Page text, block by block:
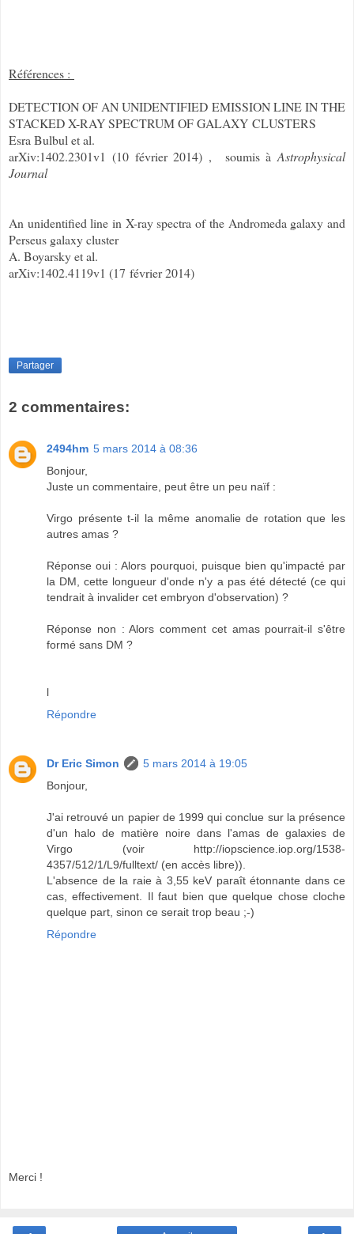
Références :
DETECTION OF AN UNIDENTIFIED EMISSION LINE IN THE
STACKED X-RAY SPECTRUM OF GALAXY CLUSTERS
Esra Bulbul et al.
arXiv:1402.2301v1 (10 février 2014) , soumis à Astrophysical
Journal
An unidentified line in X-ray spectra of the Andromeda galaxy and
Perseus galaxy cluster
A. Boyarsky et al.
arXiv:1402.4119v1 (17 février 2014)
Partager
2 commentaires:
2494hm 5 mars 2014 à 08:36
Bonjour,
Juste un commentaire, peut être un peu naïf :
Virgo présente t-il la même anomalie de rotation que les
autres amas ?
Réponse oui : Alors pourquoi, puisque bien qu'impacté par
la DM, cette longueur d'onde n'y a pas été détecté (ce qui
tendrait à invalider cet embryon d'observation) ?
Réponse non : Alors comment cet amas pourrait-il s'être
formé sans DM ?
l
Répondre
Dr Eric Simon
5 mars 2014 à 19:05
Bonjour,
J'ai retrouvé un papier de 1999 qui conclue sur la présence
d'un halo de matière noire dans l'amas de galaxies de
Virgo (voir http://iopscience.iop.org/1538-
4357/512/1/L9/fulltext/ (en accès libre)).
L'absence de la raie à 3,55 keV paraît étonnante dans ce
cas, effectivement. Il faut bien que quelque chose cloche
quelque part, sinon ce serait trop beau ;-)
Répondre
Merci !